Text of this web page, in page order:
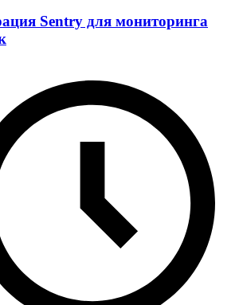
Sentry для мониторинга